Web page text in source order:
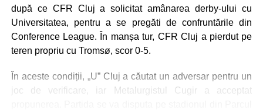
Debut în Liga Elitelor pentru echipele de juniori U13
și U14 de la Metalurgistul Cugir
Ursoaică și doi pui, semnalați în zona Dumbrava din
Amical de gală pe 11 august 2026: Metalurgistul
Cugir întâlnește vicecampioana „U” Cluj
după ce CFR Cluj a solicitat amânarea derby-ului cu
Universitatea, pentru a se pregăti de confruntările din
Conference League. În manșa tur, CFR Cluj a pierdut pe
teren propriu cu Tromsø, scor 0-5.
În aceste condiții, „U” Cluj a căutat un adversar pentru un
joc de verificare, iar Metalurgistul Cugir a acceptat